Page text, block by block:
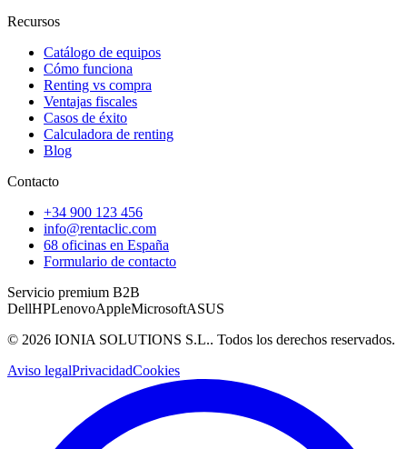
Recursos
Catálogo de equipos
Cómo funciona
Renting vs compra
Ventajas fiscales
Casos de éxito
Calculadora de renting
Blog
Contacto
+34 900 123 456
info@rentaclic.com
68 oficinas en España
Formulario de contacto
Servicio premium B2B
DellHPLenovoAppleMicrosoftASUS
© 2026 IONIA SOLUTIONS S.L.. Todos los derechos reservados.
Aviso legalPrivacidadCookies